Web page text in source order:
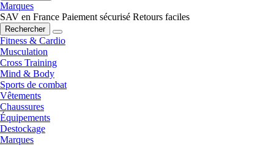
Marques
SAV en France Paiement sécurisé Retours faciles
Rechercher
Fitness & Cardio
Musculation
Cross Training
Mind & Body
Sports de combat
Vêtements
Chaussures
Équipements
Destockage
Marques